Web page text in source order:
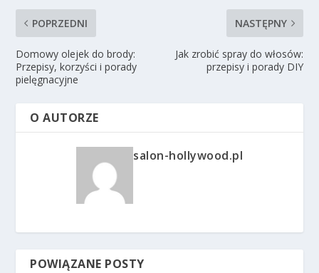
POPRZEDNI
Domowy olejek do brody:
Przepisy, korzyści i porady
pielęgnacyjne
NASTĘPNY
Jak zrobić spray do włosów:
przepisy i porady DIY
O AUTORZE
salon-hollywood.pl
POWIĄZANE POSTY